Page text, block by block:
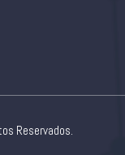
Reservados.